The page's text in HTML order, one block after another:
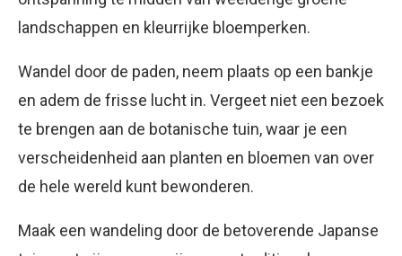
landschappen en kleurrijke bloemperken.
Wandel door de paden, neem plaats op een bankje
en adem de frisse lucht in. Vergeet niet een bezoek
te brengen aan de botanische tuin, waar je een
verscheidenheid aan planten en bloemen van over
de hele wereld kunt bewonderen.
Maak een wandeling door de betoverende Japanse